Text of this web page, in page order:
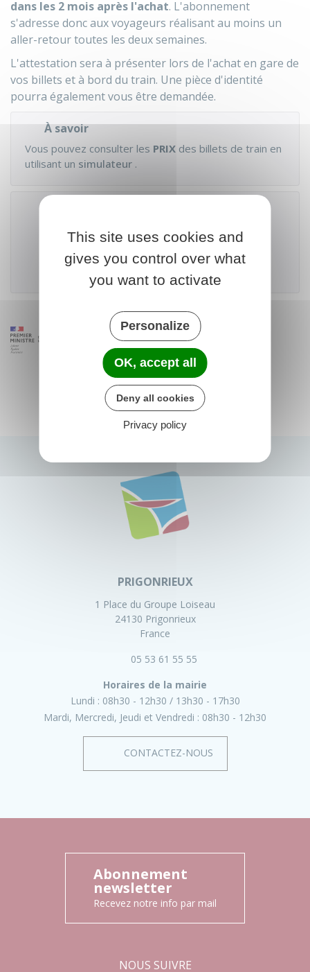
dans les 2 mois après l'achat. L'abonnement
s'adresse donc aux voyageurs réalisant au moins un
aller-retour toutes les deux semaines.
L'attestation sera à présenter lors de l'achat en gare de
vos billets et à bord du train. Une pièce d'identité
pourra également vous être demandée.
À savoir
Vous pouvez consulter les PRIX des billets de train en
utilisant un simulateur .
Accéder au téléservice
Ministère chargé des transports
PRIGONRIEUX
1 Place du Groupe Loiseau
24130 Prigonrieux
France
05 53 61 55 55
Horaires de la mairie
Lundi : 08h30 - 12h30
13h30 - 17h30
Mardi, Mercredi, Jeudi et Vendredi : 08h30 - 12h30
CONTACTEZ-NOUS
Abonnement
newsletter
Recevez notre info par mail
NOUS SUIVRE
This site uses cookies and
gives you control over what
you want to activate
Personalize
OK, accept all
Deny all cookies
Privacy policy